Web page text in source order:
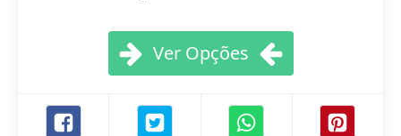
Ver Opções